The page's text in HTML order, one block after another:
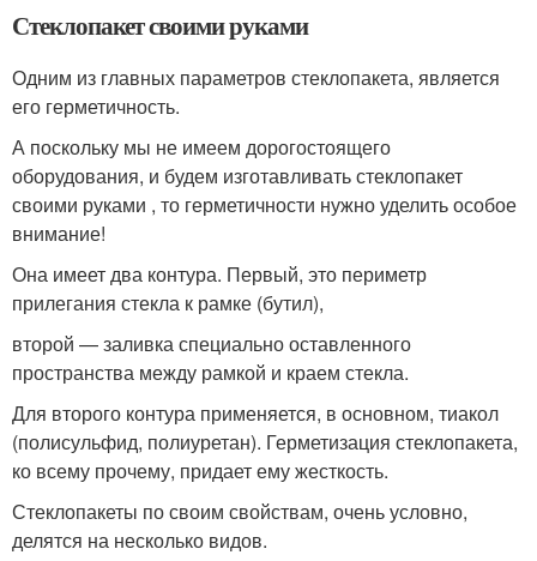
Стеклопакет своими руками
Одним из главных параметров стеклопакета, является
его герметичность.
А поскольку мы не имеем дорогостоящего
оборудования, и будем изготавливать стеклопакет
своими руками , то герметичности нужно уделить особое
внимание!
Она имеет два контура. Первый, это периметр
прилегания стекла к рамке (бутил),
второй — заливка специально оставленного
пространства между рамкой и краем стекла.
Для второго контура применяется, в основном, тиакол
(полисульфид, полиуретан). Герметизация стеклопакета,
ко всему прочему, придает ему жесткость.
Стеклопакеты по своим свойствам, очень условно,
делятся на несколько видов.